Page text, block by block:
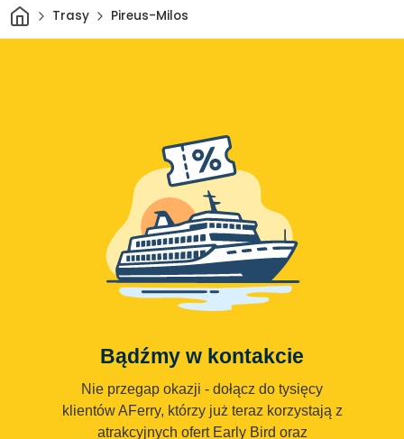
DomTrasy Pireus-Milos
Bądźmy w kontakcie
Nie przegap okazji - dołącz do tysięcy
klientów AFerry, którzy już teraz korzystają z
atrakcyjnych ofert Early Bird oraz